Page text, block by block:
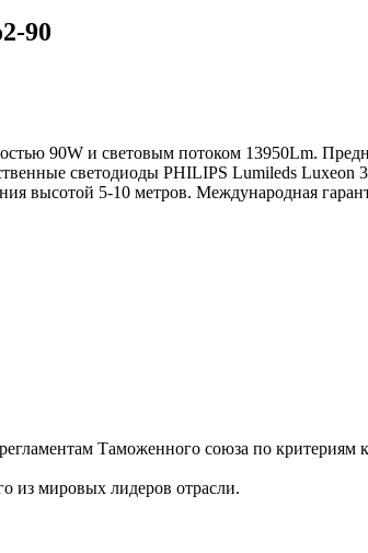
90
90W и световым потоком 13950Lm.
светодиоды PHILIPS Lumileds
высотой 5-10 метров. Международная
Таможенного союза по критериям
из мировых лидеров отрасли.